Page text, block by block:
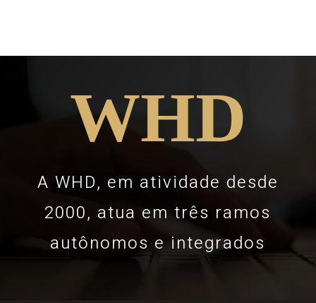
WHD
A WHD, em atividade desde
2000, atua em três ramos
autônomos e integrados